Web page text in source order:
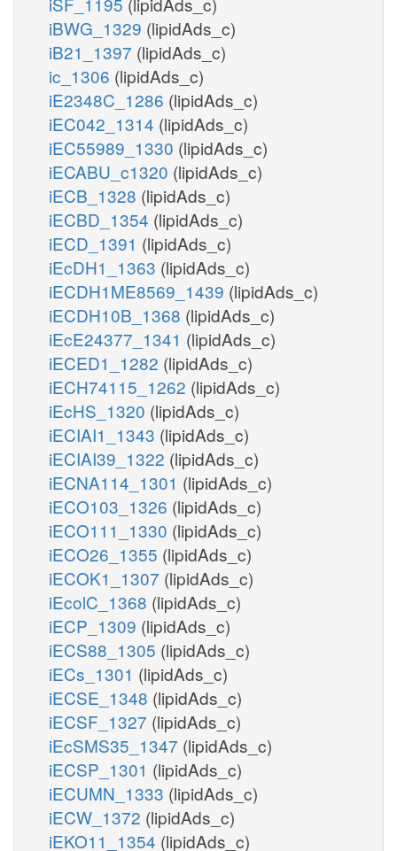
iBWG_1329 (lipidAds_c)
iB21_1397 (lipidAds_c)
ic_1306 (lipidAds_c)
iE2348C_1286 (lipidAds_c)
iEC042_1314 (lipidAds_c)
iEC55989_1330 (lipidAds_c)
iECABU_c1320 (lipidAds_c)
iECB_1328 (lipidAds_c)
iECBD_1354 (lipidAds_c)
iECD_1391 (lipidAds_c)
iEcDH1_1363 (lipidAds_c)
iECDH1ME8569_1439 (lipidAds_c)
iECDH10B_1368 (lipidAds_c)
iEcE24377_1341 (lipidAds_c)
iECED1_1282 (lipidAds_c)
iECH74115_1262 (lipidAds_c)
iEcHS_1320 (lipidAds_c)
iECIAI1_1343 (lipidAds_c)
iECIAI39_1322 (lipidAds_c)
iECNA114_1301 (lipidAds_c)
iECO103_1326 (lipidAds_c)
iECO111_1330 (lipidAds_c)
iECO26_1355 (lipidAds_c)
iECOK1_1307 (lipidAds_c)
iEcolC_1368 (lipidAds_c)
iECP_1309 (lipidAds_c)
iECS88_1305 (lipidAds_c)
iECs_1301 (lipidAds_c)
iECSE_1348 (lipidAds_c)
iECSF_1327 (lipidAds_c)
iEcSMS35_1347 (lipidAds_c)
iECSP_1301 (lipidAds_c)
iECUMN_1333 (lipidAds_c)
iECW_1372 (lipidAds_c)
iEKO11_1354 (lipidAds_c)